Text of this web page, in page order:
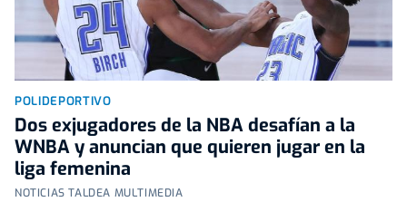
POLIDEPORTIVO
Dos exjugadores de la NBA desafían a la
WNBA y anuncian que quieren jugar en la
liga femenina
NOTICIAS TALDEA MULTIMEDIA